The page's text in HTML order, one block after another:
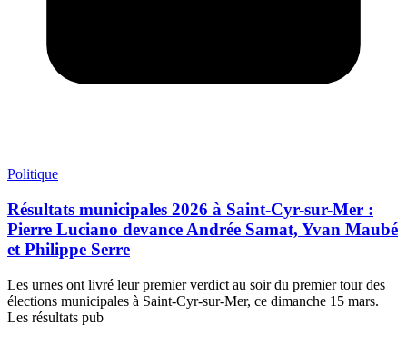
Politique
Résultats municipales 2026 à Saint-Cyr-sur-Mer :
Pierre Luciano devance Andrée Samat, Yvan Maubé
et Philippe Serre
Les urnes ont livré leur premier verdict au soir du premier tour des
élections municipales à Saint-Cyr-sur-Mer, ce dimanche 15 mars.
Les résultats pub